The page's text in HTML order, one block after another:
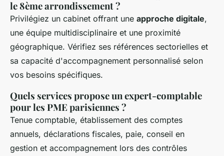
le 8ème arrondissement ?
Privilégiez un cabinet offrant une approche digitale,
une équipe multidisciplinaire et une proximité
géographique. Vérifiez ses références sectorielles et
sa capacité d'accompagnement personnalisé selon
vos besoins spécifiques.
Quels services propose un expert-comptable
pour les PME parisiennes ?
Tenue comptable, établissement des comptes
annuels, déclarations fiscales, paie, conseil en
gestion et accompagnement lors des contrôles